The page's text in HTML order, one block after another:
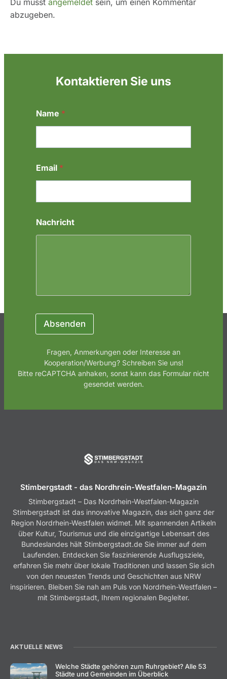
abzugeben.
Kontaktieren Sie uns
m
a
a
m
e
m
i
Name *
Email *
Nachricht
Absenden
Fragen, Anmerkungen oder Interesse an
Kooperation/Werbung? Schreiben Sie uns!
Bitte reCAPTCHA anhaken, sonst kann das Formular nicht
gesendet werden.
Stimbergstadt - das Nordhrein-Westfalen-Magazin
Stimbergstadt – Das Nordrhein-Westfalen-Magazin
Stimbergstadt ist das innovative Magazin, das sich ganz der
Region Nordrhein-Westfalen widmet. Mit spannenden Artikeln
über Kultur, Tourismus und die einzigartige Lebensart des
Bundeslandes hält Stimbergstadt.de Sie immer auf dem
Laufenden. Entdecken Sie faszinierende Ausflugsziele,
erfahren Sie mehr über lokale Traditionen und lassen Sie sich
von den neuesten Trends und Geschichten aus NRW
inspirieren. Bleiben Sie nah am Puls von Nordrhein-Westfalen –
mit Stimbergstadt, Ihrem regionalen Begleiter.
AKTUELLE NEWS
Welche Städte gehören zum Ruhrgebiet? Alle 53
Städte und Gemeinden im Überblick